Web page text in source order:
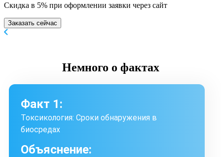
Скидка в 5% при оформлении заявки через сайт
Заказать сейчас
Немного о фактах
Факт 1:
Токсикология: Сроки обнаружения в
биосредах
Объяснение: